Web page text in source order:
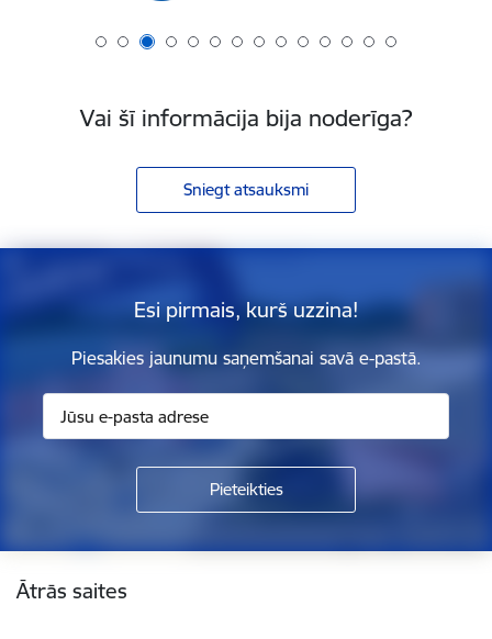
Vai šī informācija bija noderīga?
Sniegt atsauksmi
Esi pirmais, kurš uzzina!
Piesakies jaunumu saņemšanai savā e-pastā.
Ātrās saites